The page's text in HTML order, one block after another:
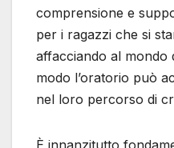
comprensione e
per i ragazzi che si
affacciando al mondo
modo l’oratorio può
nel loro percorso di
È innanzitutto